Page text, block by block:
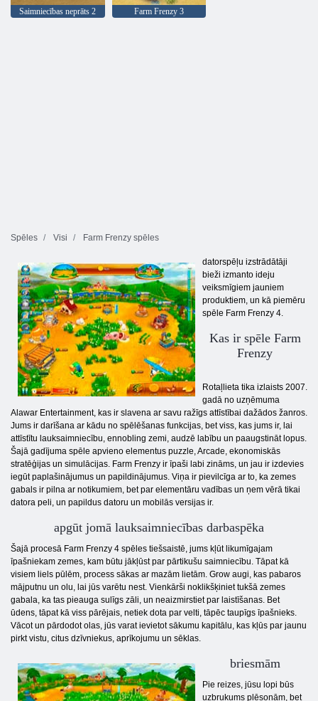
Saimniecības neprāts 2 Farm Frenzy 3
Spēles Visi Farm Frenzy spēles
datorspēļu izstrādātāji
bieži izmanto ideju
veiksmīgiem jauniem
produktiem, un kā piemēru
spēle Farm Frenzy 4.
Kas ir spēle Farm
Frenzy
Rotaļlieta tika izlaists 2007.
gadā no uzņēmuma
Alawar Entertainment, kas ir slavena ar savu ražīgs attīstībai dažādos žanros.
Jums ir darīšana ar kādu no spēlēšanas funkcijas, bet viss, kas jums ir, lai
attīstītu lauksaimniecību, ennobling zemi, audzē labību un paaugstināt lopus.
Šajā gadījuma spēle apvieno elementus puzzle, Arcade, ekonomiskās
stratēģijas un simulācijas. Farm Frenzy ir īpaši labi zināms, un jau ir izdevies
iegūt paplašinājumus un papildinājumus. Viņa ir pievilcīga ar to, ka zemes
gabals ir pilna ar notikumiem, bet par elementāru vadības un ņem vērā tikai
datora peli, un papildus datoru un mobilās versijas ir.
apgūt jomā lauksaimniecības darbaspēka
Šajā procesā Farm Frenzy 4 spēles tiešsaistē, jums kļūt likumīgajam
īpašniekam zemes, kam būtu jākļūst par pārtikušu saimniecību. Tāpat kā
visiem liels pūlēm, process sākas ar mazām lietām. Grow augi, kas pabaros
mājputnu un olu, lai jūs varētu nest. Vienkārši noklikšķiniet tukšā zemes
gabala, ka tas pieauga sulīgs zāli, un neaizmirstiet par laistīšanas. Bet
ūdens, tāpat kā viss pārējais, netiek dota par velti, tāpēc taupīgs īpašnieks.
Vācot un pārdodot olas, jūs varat ievietot sākumu kapitālu, kas kļūs par jaunu
pirkt vistu, citus dzīvniekus, aprīkojumu un sēklas.
briesmām
Pie reizes, jūsu lopi būs
uzbrukums plēsoņām, bet